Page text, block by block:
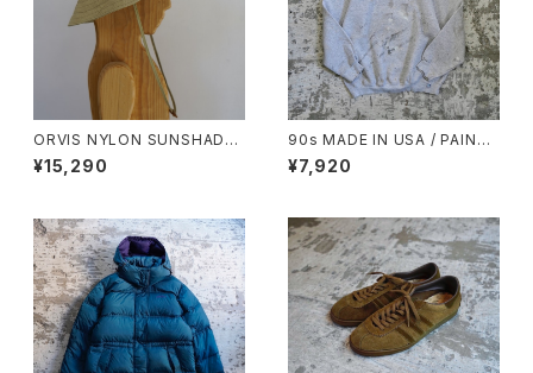
ORVIS NYLON SUNSHADE
CAP
¥15,290
90s MADE IN USA / PAINTE
D SWEAT
¥7,920